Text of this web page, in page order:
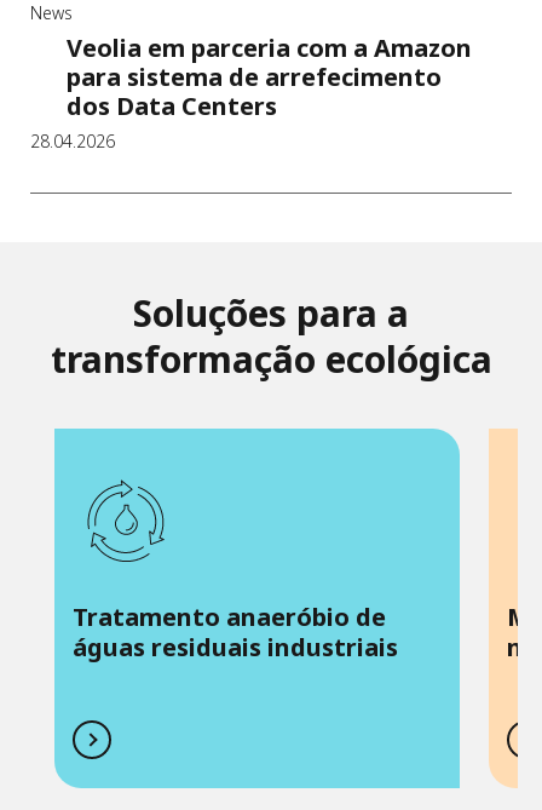
News
Veolia em parceria com a Amazon
para sistema de arrefecimento
dos Data Centers
28.04.2026
Soluções para a
transformação ecológica
Tratamento anaeróbio de
águas residuais industriais